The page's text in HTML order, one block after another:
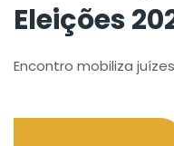
Eleições
Encontro mobiliza